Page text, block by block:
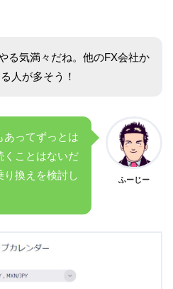
る気満々だね。他のFX会社か
人が多そう！
あってずっとは
くことはないだ
り換えを検討し
ふーじー